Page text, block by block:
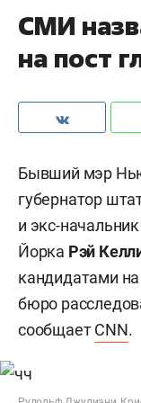
СМИ
на пост
Бывший мэр
губернатор
и экс-
Йорка Рэй
кандидатами
бюро
сообщаетCNN.